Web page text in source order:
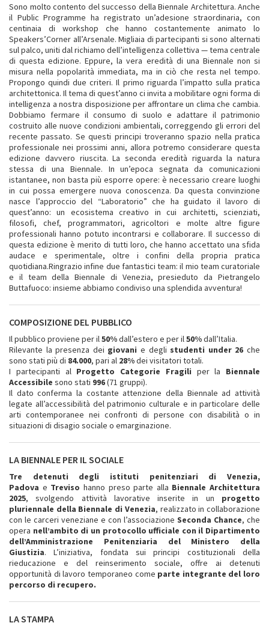
Sono molto contento del successo della Biennale Architettura. Anche
il Public Programme ha registrato un’adesione straordinaria, con
centinaia di workshop che hanno costantemente animato lo
Speakers’Corner all’Arsenale. Migliaia di partecipanti si sono alternati
sul palco, uniti dal richiamo dell’intelligenza collettiva — tema centrale
di questa edizione. Eppure, la vera eredità di una Biennale non si
misura nella popolarità immediata, ma in ciò che resta nel tempo.
Propongo quindi due criteri. Il primo riguarda l’impatto sulla pratica
architettonica. Il tema di quest’anno ci invita a mobilitare ogni forma di
intelligenza a nostra disposizione per affrontare un clima che cambia.
Dobbiamo fermare il consumo di suolo e adattare il patrimonio
costruito alle nuove condizioni ambientali, correggendo gli errori del
recente passato. Se questi principi troveranno spazio nella pratica
professionale nei prossimi anni, allora potremo considerare questa
edizione davvero riuscita. La seconda eredità riguarda la natura
stessa di una Biennale. In un’epoca segnata da comunicazioni
istantanee, non basta più esporre opere: è necessario creare luoghi
in cui possa emergere nuova conoscenza. Da questa convinzione
nasce l’approccio del “Laboratorio” che ha guidato il lavoro di
quest’anno: un ecosistema creativo in cui architetti, scienziati,
filosofi, chef, programmatori, agricoltori e molte altre figure
professionali hanno potuto incontrarsi e collaborare. Il successo di
questa edizione è merito di tutti loro, che hanno accettato una sfida
audace e sperimentale, oltre i confini della propria pratica
quotidiana.Ringrazio infine due fantastici team: il mio team curatoriale
e il team della Biennale di Venezia, presieduto da Pietrangelo
Buttafuoco: insieme abbiamo condiviso una splendida avventura!
COMPOSIZIONE DEL PUBBLICO
Il pubblico proviene per il50%dall’estero e per il50%dall’Italia.
Rilevante la presenza dei giovanie degli studenti under 26che
sono stati più di 84.000, pari al 28%dei visitatori totali.
I partecipanti al Progetto Categorie Fragili per la Biennale
Accessibile sono stati 996(71 gruppi).
Il dato conferma la costante attenzione della Biennale ad attività
legate all’accessibilità del patrimonio culturale e in particolare delle
arti contemporanee nei confronti di persone con disabilità o in
situazioni di disagio sociale o emarginazione.
LA BIENNALE PER IL SOCIALE
Tre detenuti
degli istituti penitenziari di Venezia,
Padova e Treviso hanno preso parte alla Biennale Architettura
2025, svolgendo attività lavorative inserite in un progetto
pluriennale della Biennale di Venezia, realizzato in collaborazione
con le carceri veneziane e con l’associazione Seconda Chance, che
opera nell’ambito di un protocollo ufficiale con il Dipartimento
dell’Amministrazione Penitenziaria del Ministero della
Giustizia. L’iniziativa, fondata sui principi costituzionali della
rieducazione e del reinserimento sociale, offre ai detenuti
opportunità di lavoro temporaneo come parte integrante del loro
percorso di recupero.
LA STAMPA